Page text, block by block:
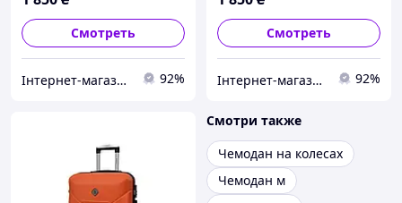
Смотреть
Інтернет-магазин "Для Вас" 92%
Смотреть
Інтернет-магазин "Для Вас" 92%
Смотри также
Чемодан на колесах
Чемодан м